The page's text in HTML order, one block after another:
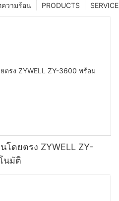
SERVICE
PRODUCTS
ความร้อน
โดยตรง ZYWELL ZY-
นมัติ